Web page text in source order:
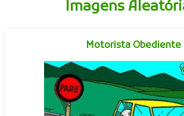
Imagens
Motorista Obediente